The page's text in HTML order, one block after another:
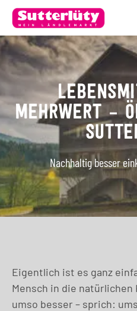
MEHRWERT –
Nachhaltig besser
Eigentlich ist es ganz
Mensch in die
umso besser – sprich: